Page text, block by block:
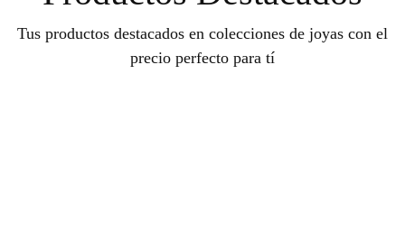
Tus productos destacados en colecciones de joyas con el
precio perfecto para tí